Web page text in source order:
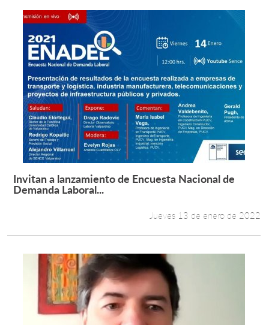
Leer más +
Invitan a lanzamiento de Encuesta Nacional de
Demanda Laboral...
Jueves 13 de enero de 2022